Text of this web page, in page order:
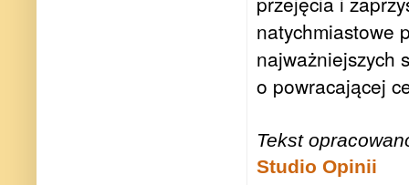
natychmiastowe
najważniejszych
o powracającej
Tekst
Studio Opinii